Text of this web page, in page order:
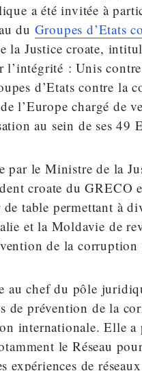
a été invitée à
du Groupes d’Etats
la Justice croate,
l’intégrité : Unis
d’Etats contre la
l’Europe chargé de
au sein de ses 49
par le Ministre de la
croate du GRECO
table permettant à
et la Moldavie de
de la corruption
au chef du pôle
de prévention de la
internationale. Elle a
le Réseau
expériences de